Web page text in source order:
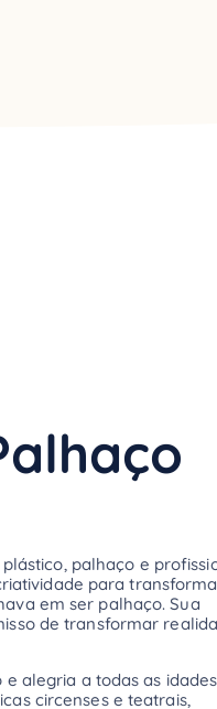
palhaço e
para
em ser palhaço. Sua
de transformar
alegria a todas as
circenses e teatrais,